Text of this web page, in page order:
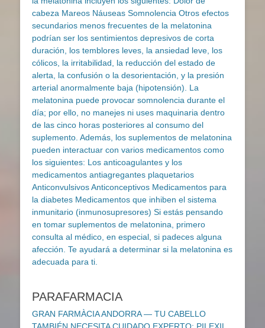
PARAFARMACIA
GRAN FARMÀCIA ANDORRA — TU CABELLO